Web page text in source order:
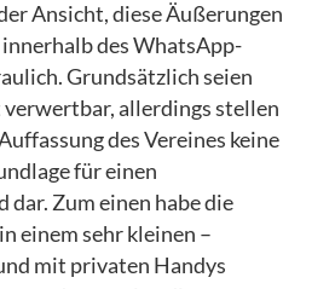
Ansicht, diese Äußerungen
des WhatsApp-
Grundsätzlich seien
verwertbar, allerdings stellen
des Vereines keine
für einen
dar. Zum einen habe die
einem sehr kleinen –
mit privaten Handys